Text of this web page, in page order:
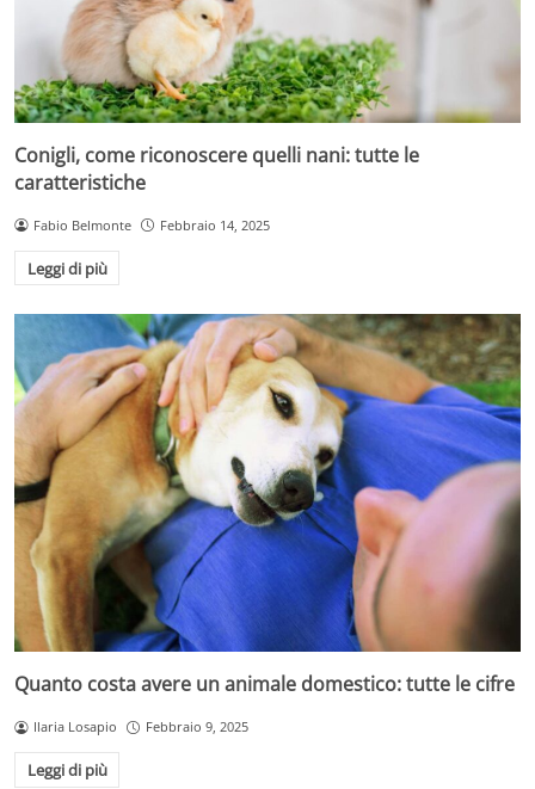
Conigli, come riconoscere quelli nani: tutte le
caratteristiche
Fabio Belmonte Febbraio 14, 2025
Leggi di più
Quanto costa avere un animale domestico: tutte le cifre
Ilaria Losapio Febbraio 9, 2025
Leggi di più